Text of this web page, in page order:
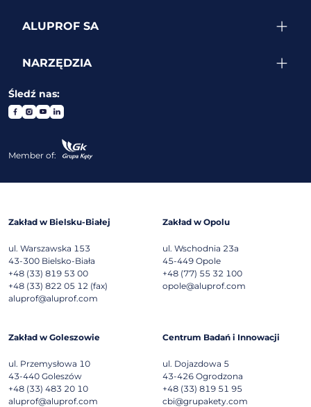
ALUPROF SA
NARZĘDZIA
Śledź nas:
Member of:
Zakład w Bielsku-Białej
ul. Warszawska 153
43-300 Bielsko-Biała
+48 (33) 819 53 00
+48 (33) 822 05 12 (fax)
aluprof@aluprof.com
Zakład w Opolu
ul. Wschodnia 23a
45-449 Opole
+48 (77) 55 32 100
opole@aluprof.com
Zakład w Goleszowie
ul. Przemysłowa 10
43-440 Goleszów
+48 (33) 483 20 10
aluprof@aluprof.com
Centrum Badań i Innowacji
ul. Dojazdowa 5
43-426 Ogrodzona
+48 (33) 819 51 95
cbi@grupakety.com